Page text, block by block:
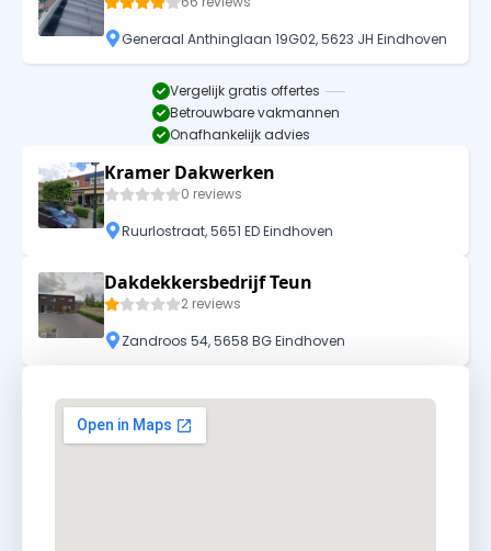
Generaal Anthinglaan 19G02, 5623 JH Eindhoven
Vergelijk gratis offertes
Betrouwbare vakmannen
Onafhankelijk advies
Kramer Dakwerken
0 reviews
Ruurlostraat, 5651 ED Eindhoven
Dakdekkersbedrijf Teun
2 reviews
Zandroos 54, 5658 BG Eindhoven